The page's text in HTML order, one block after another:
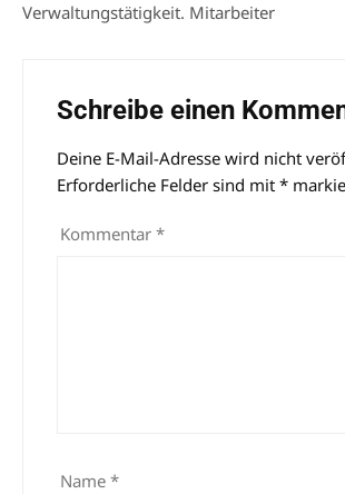
Verwaltungstätigkeit. Mitarbeiter
Schreibe einen
Deine E-Mail-Adresse wird nicht
Erforderliche Felder sind mit *
Kommentar *
Name *
Alternative: